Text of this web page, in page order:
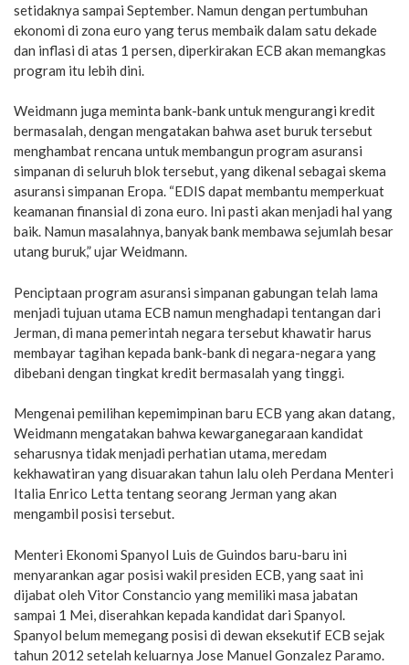
setidaknya sampai September. Namun dengan pertumbuhan
ekonomi di zona euro yang terus membaik dalam satu dekade
dan inflasi di atas 1 persen, diperkirakan ECB akan memangkas
program itu lebih dini.
Weidmann juga meminta bank-bank untuk mengurangi kredit
bermasalah, dengan mengatakan bahwa aset buruk tersebut
menghambat rencana untuk membangun program asuransi
simpanan di seluruh blok tersebut, yang dikenal sebagai skema
asuransi simpanan Eropa. “EDIS dapat membantu memperkuat
keamanan finansial di zona euro. Ini pasti akan menjadi hal yang
baik. Namun masalahnya, banyak bank membawa sejumlah besar
utang buruk,” ujar Weidmann.
Penciptaan program asuransi simpanan gabungan telah lama
menjadi tujuan utama ECB namun menghadapi tentangan dari
Jerman, di mana pemerintah negara tersebut khawatir harus
membayar tagihan kepada bank-bank di negara-negara yang
dibebani dengan tingkat kredit bermasalah yang tinggi.
Mengenai pemilihan kepemimpinan baru ECB yang akan datang,
Weidmann mengatakan bahwa kewarganegaraan kandidat
seharusnya tidak menjadi perhatian utama, meredam
kekhawatiran yang disuarakan tahun lalu oleh Perdana Menteri
Italia Enrico Letta tentang seorang Jerman yang akan
mengambil posisi tersebut.
Menteri Ekonomi Spanyol Luis de Guindos baru-baru ini
menyarankan agar posisi wakil presiden ECB, yang saat ini
dijabat oleh Vitor Constancio yang memiliki masa jabatan
sampai 1 Mei, diserahkan kepada kandidat dari Spanyol.
Spanyol belum memegang posisi di dewan eksekutif ECB sejak
tahun 2012 setelah keluarnya Jose Manuel Gonzalez Paramo.